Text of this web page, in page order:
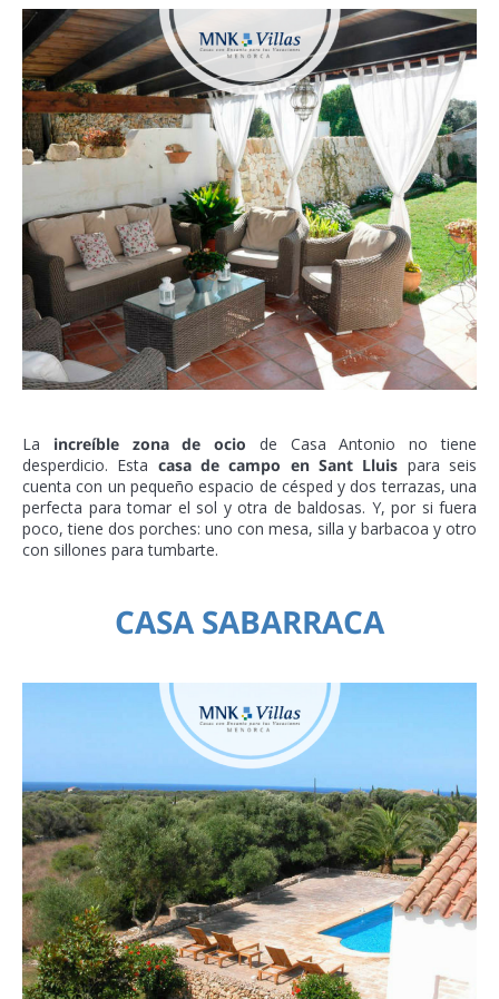
La increíble zona de ocio de Casa Antonio no tiene
desperdicio. Esta casa de campo en Sant Lluis para seis
cuenta con un pequeño espacio de césped y dos terrazas, una
perfecta para tomar el sol y otra de baldosas. Y, por si fuera
poco, tiene dos porches: uno con mesa, silla y barbacoa y otro
con sillones para tumbarte.
CASA SABARRACA